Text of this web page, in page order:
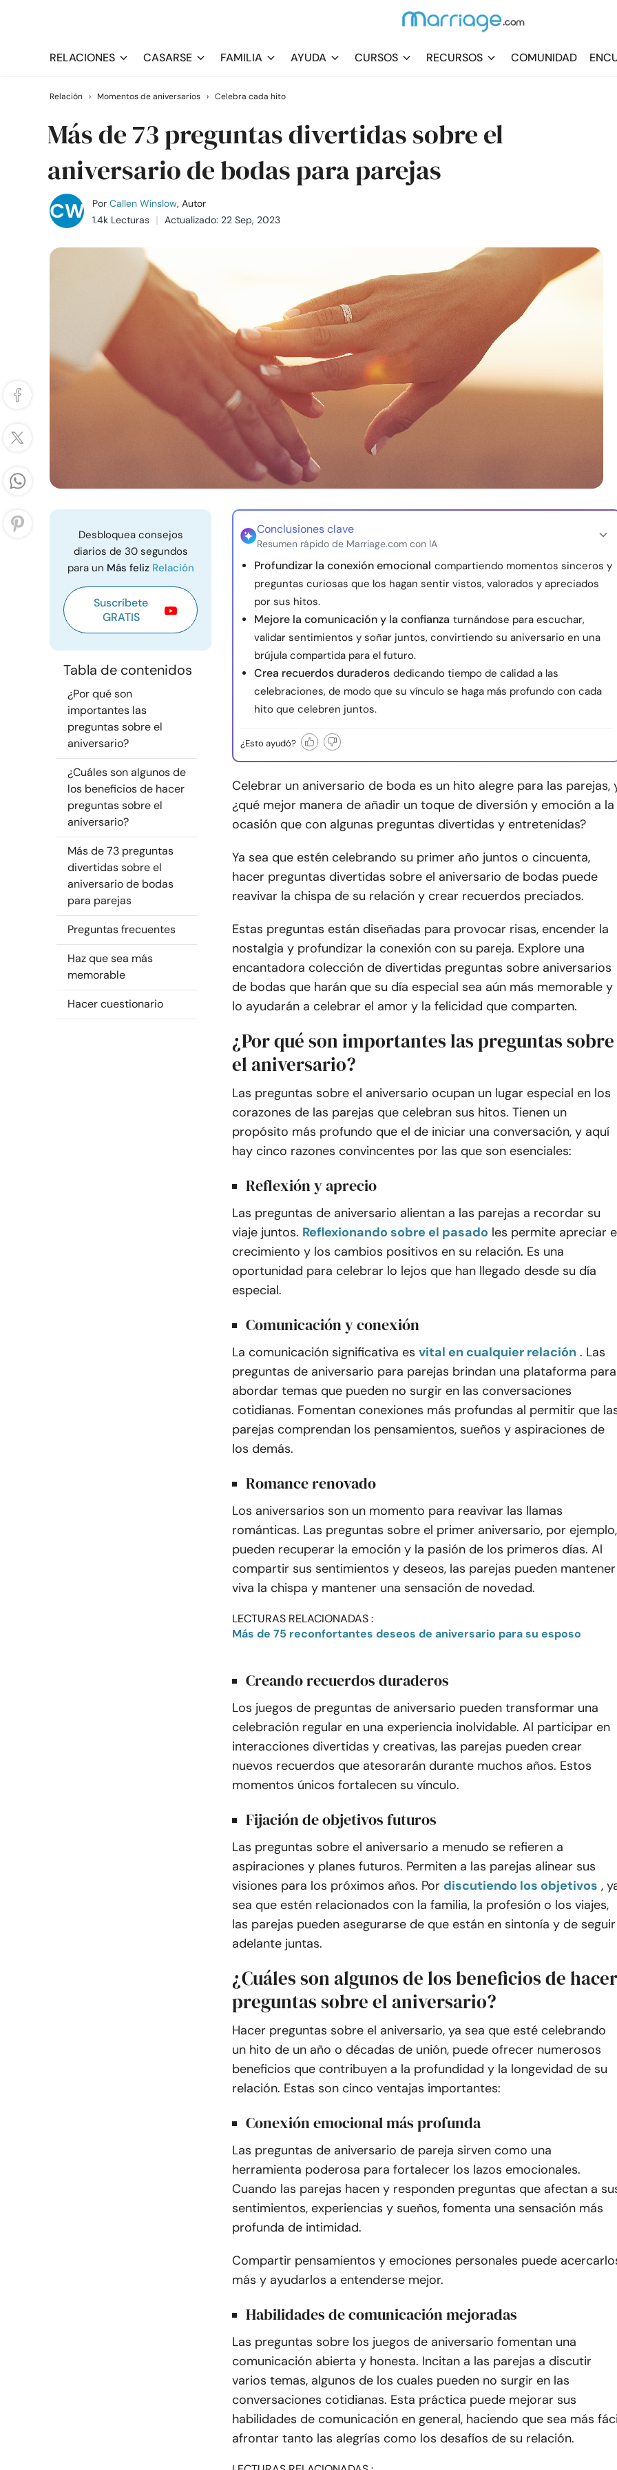
RELACIONES CASARSE FAMILIA AYUDA CURSOS RECURSOS COMUNIDAD
Relación › Momentos de aniversarios › Celebra cada hito
Más de 73 preguntas divertidas sobre el
aniversario de bodas para parejas
Por Callen Winslow, Autor
1.4k Lecturas
Actualizado: 22 Sep, 2023
Desbloquea consejos
diarios de 30 segundos
para un Más feliz Relación
Suscríbete
GRATIS
Tabla de contenidos
¿Por qué son
importantes las
preguntas sobre el
aniversario?
¿Cuáles son algunos de
los beneficios de hacer
preguntas sobre el
aniversario?
Más de 73 preguntas
divertidas sobre el
aniversario de bodas
para parejas
Preguntas frecuentes
Haz que sea más
memorable
Hacer cuestionario
Conclusiones clave
Resumen rápido de Marriage.com con IA
Profundizar la conexión emocional compartiendo momentos sinceros y
preguntas curiosas que los hagan sentir vistos, valorados y apreciados
por sus hitos.
Mejore la comunicación y la confianza turnándose para escuchar,
validar sentimientos y soñar juntos, convirtiendo su aniversario en una
brújula compartida para el futuro.
Crea recuerdos duraderos dedicando tiempo de calidad a las
celebraciones, de modo que su vínculo se haga más profundo con cada
hito que celebren juntos.
¿Esto ayudó?
Celebrar un aniversario de boda es un hito alegre para las parejas,
¿qué mejor manera de añadir un toque de diversión y emoción a la
ocasión que con algunas preguntas divertidas y entretenidas?
Ya sea que estén celebrando su primer año juntos o cincuenta,
hacer preguntas divertidas sobre el aniversario de bodas puede
reavivar la chispa de su relación y crear recuerdos preciados.
Estas preguntas están diseñadas para provocar risas, encender la
nostalgia y profundizar la conexión con su pareja. Explore una
encantadora colección de divertidas preguntas sobre aniversarios
de bodas que harán que su día especial sea aún más memorable y
lo ayudarán a celebrar el amor y la felicidad que comparten.
¿Por qué son importantes las preguntas sobre
el aniversario?
Las preguntas sobre el aniversario ocupan un lugar especial en los
corazones de las parejas que celebran sus hitos. Tienen un
propósito más profundo que el de iniciar una conversación, y aquí
hay cinco razones convincentes por las que son esenciales:
Reflexión y aprecio
Las preguntas de aniversario alientan a las parejas a recordar su
viaje juntos. Reflexionando sobre el pasado les permite apreciar
crecimiento y los cambios positivos en su relación. Es una
oportunidad para celebrar lo lejos que han llegado desde su día
especial.
Comunicación y conexión
La comunicación significativa es vital en cualquier relación . Las
preguntas de aniversario para parejas brindan una plataforma para
abordar temas que pueden no surgir en las conversaciones
cotidianas. Fomentan conexiones más profundas al permitir que
parejas comprendan los pensamientos, sueños y aspiraciones de
los demás.
Romance renovado
Los aniversarios son un momento para reavivar las llamas
románticas. Las preguntas sobre el primer aniversario, por ejemplo,
pueden recuperar la emoción y la pasión de los primeros días. Al
compartir sus sentimientos y deseos, las parejas pueden mantener
viva la chispa y mantener una sensación de novedad.
LECTURAS RELACIONADAS :
Más de 75 reconfortantes deseos de aniversario para su esposo
Creando recuerdos duraderos
Los juegos de preguntas de aniversario pueden transformar una
celebración regular en una experiencia inolvidable. Al participar en
interacciones divertidas y creativas, las parejas pueden crear
nuevos recuerdos que atesorarán durante muchos años. Estos
momentos únicos fortalecen su vínculo.
Fijación de objetivos futuros
Las preguntas sobre el aniversario a menudo se refieren a
aspiraciones y planes futuros. Permiten a las parejas alinear sus
visiones para los próximos años. Por discutiendo los objetivos ,
sea que estén relacionados con la familia, la profesión o los viajes,
las parejas pueden asegurarse de que están en sintonía y de seguir
adelante juntas.
¿Cuáles son algunos de los beneficios de hacer
preguntas sobre el aniversario?
Hacer preguntas sobre el aniversario, ya sea que esté celebrando
un hito de un año o décadas de unión, puede ofrecer numerosos
beneficios que contribuyen a la profundidad y la longevidad de su
relación. Estas son cinco ventajas importantes:
Conexión emocional más profunda
Las preguntas de aniversario de pareja sirven como una
herramienta poderosa para fortalecer los lazos emocionales.
Cuando las parejas hacen y responden preguntas que afectan a
sentimientos, experiencias y sueños, fomenta una sensación más
profunda de intimidad.
Compartir pensamientos y emociones personales puede
más y ayudarlos a entenderse mejor.
Habilidades de comunicación mejoradas
Las preguntas sobre los juegos de aniversario fomentan una
comunicación abierta y honesta. Incitan a las parejas a discutir
varios temas, algunos de los cuales pueden no surgir en las
conversaciones cotidianas. Esta práctica puede mejorar sus
habilidades de comunicación en general, haciendo que sea más
afrontar tanto las alegrías como los desafíos de su relación.